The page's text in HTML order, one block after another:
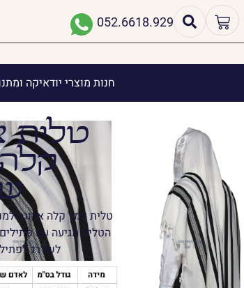
052.6618.929
חנות מוצרי יודאיקה
טלית
טלית צמר קלה ארוגה
הטלית מגיעה עם
לשדרג